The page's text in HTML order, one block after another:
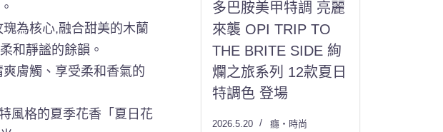
為核心,融合甜美的木蘭
和靜謐的餘韻。
膚觸、享受柔和香氣的
風格的夏季花香「夏日花
多巴胺美甲特調 亮麗
來襲 OPI TRIP TO
THE BRITE SIDE 絢
爛之旅系列 12款夏日
特調色 登場
2026.5.20 癮・時尚